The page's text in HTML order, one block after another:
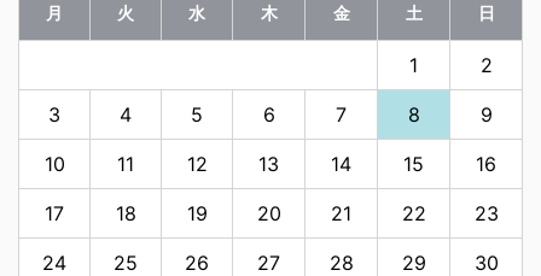
月 火 水 木 金 土 日
1 2
3 4 5 6 7 8 9
10 11 12 13 14 15 16
17 18 19 20 21 22 23
24 25 26 27 28 29 30